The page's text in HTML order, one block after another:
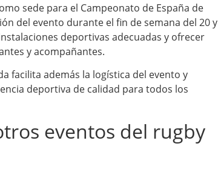
sede para el Campeonato de España de
del evento durante el fin de semana del 20 y
deportivas adecuadas y ofrecer
y acompañantes.
facilita además la logística del evento y
deportiva de calidad para todos los
eventos del rugby